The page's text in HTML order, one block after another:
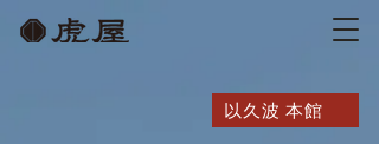
以久波 本館